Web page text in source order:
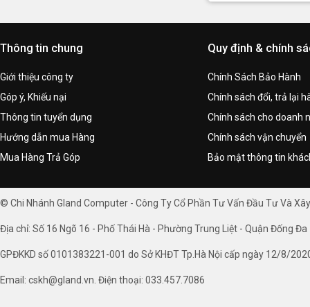
Thông tin chung
Giới thiệu công ty
Góp ý, Khiếu nại
Thông tin tuyển dụng
Hướng dẫn mua Hàng
Mua Hàng Trả Góp
Quy định & chính
Chính Sách Bảo Hành
Chính sách đổi, trả lại
Chính sách cho doanh
Chính sách vận chuyển
Bảo mật thông tin
© Chi Nhánh Gland Computer - Công Ty Cổ Phần Tư Vấn Đầu Tư Và
Địa chỉ: Số 16 Ngõ 16 - Phố Thái Hà - Phường Trung Liệt - Quận Đống Đa
GPĐKKD số 0101383221-001 do Sở KHĐT Tp.Hà Nội cấp ngày 12/8/
Email: cskh@gland.vn. Điện thoại: 033.457.7086